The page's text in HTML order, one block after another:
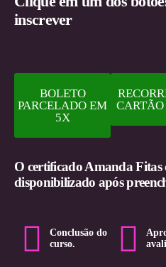
inscrever
BOLETO
PARCELADO EM
5X
O certificado Amanda
disponibilizado após
Conclusão do
curso.